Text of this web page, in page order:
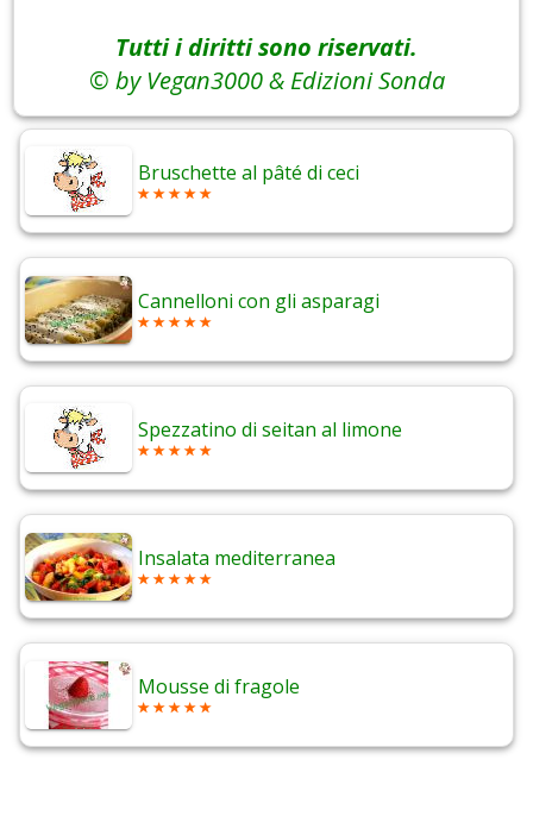
Tutti i diritti sono riservati.
© by Vegan3000 & Edizioni Sonda
Bruschette al pâté di ceci
Cannelloni con gli asparagi
Spezzatino di seitan al limone
Insalata mediterranea
Mousse di fragole